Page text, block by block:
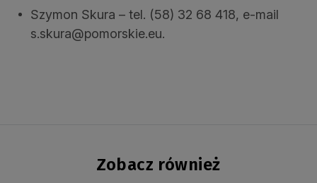
Szymon Skura – tel. (58) 32 68 418, e-mail
s.skura@pomorskie.eu.
Zobacz również